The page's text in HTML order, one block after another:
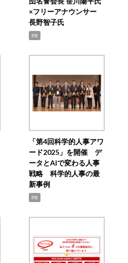
×フリーアナウンサー
長野智子氏
PR
「第4回科学的人事アワ
ード2025」を開催 デ
ータとAIで変わる人事
戦略 科学的人事の最
新事例
PR